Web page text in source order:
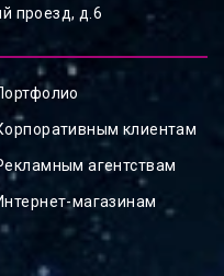
проезд, д.6
клиентам
агентствам
магазинам